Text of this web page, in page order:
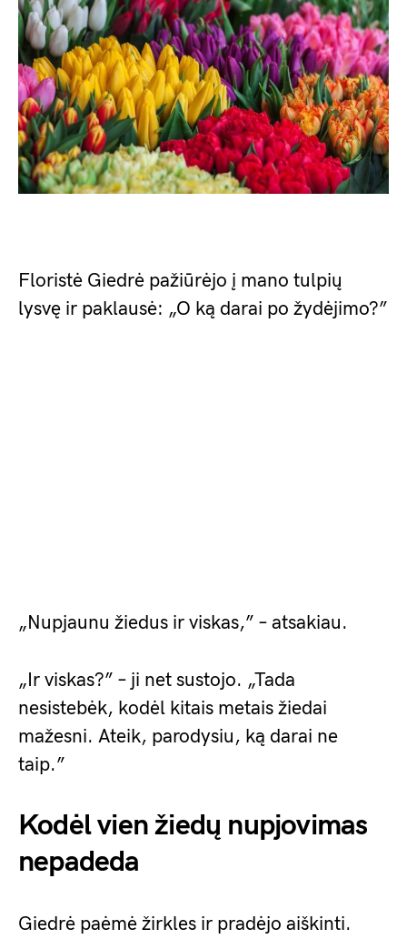
Floristė Giedrė pažiūrėjo į mano tulpių
lysvę ir paklausė: „O ką darai po žydėjimo?”
„Nupjaunu žiedus ir viskas,” – atsakiau.
„Ir viskas?” – ji net sustojo. „Tada
nesistebėk, kodėl kitais metais žiedai
mažesni. Ateik, parodysiu, ką darai ne
taip.”
Kodėl vien žiedų nupjovimas
nepadeda
Giedrė paėmė žirkles ir pradėjo aiškinti.